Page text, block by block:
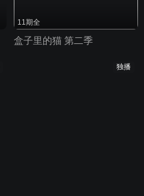
11期全
盒子里的猫 第二季
独播